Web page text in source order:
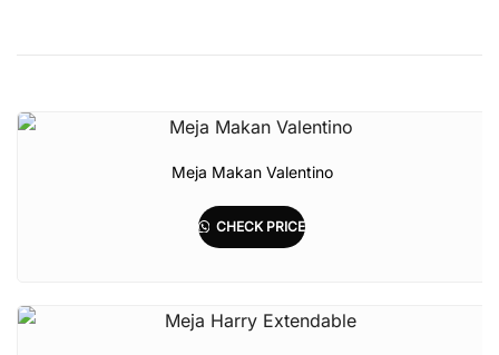
Meja Makan Valentino
CHECK PRICE